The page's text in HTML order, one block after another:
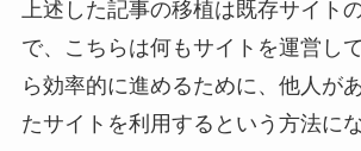
上述した記事の移植は既存サイト
で、こちらは何もサイトを運営し
ら効率的に進めるために、他人が
たサイトを利用するという方法にな